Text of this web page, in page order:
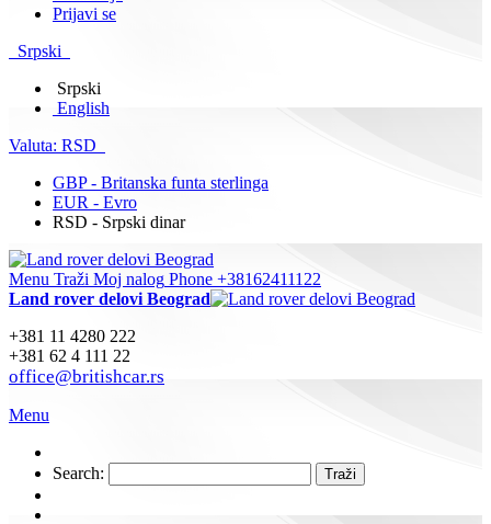
Prijavi se
Srpski
Srpski
English
Valuta: RSD
GBP - Britanska funta sterlinga
EUR - Evro
RSD - Srpski dinar
Menu Traži Moj nalog Phone +38162411122
Land rover delovi Beograd
+381 11 4280 222
+381 62 4 111 22
office@britishcar.rs
Menu
Search: Traži